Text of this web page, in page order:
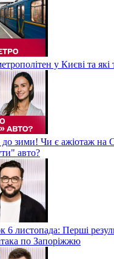
у Києві та
до зими! Чи є ажіотаж на
авто?
6 листопада: Перші
по Запоріжжю